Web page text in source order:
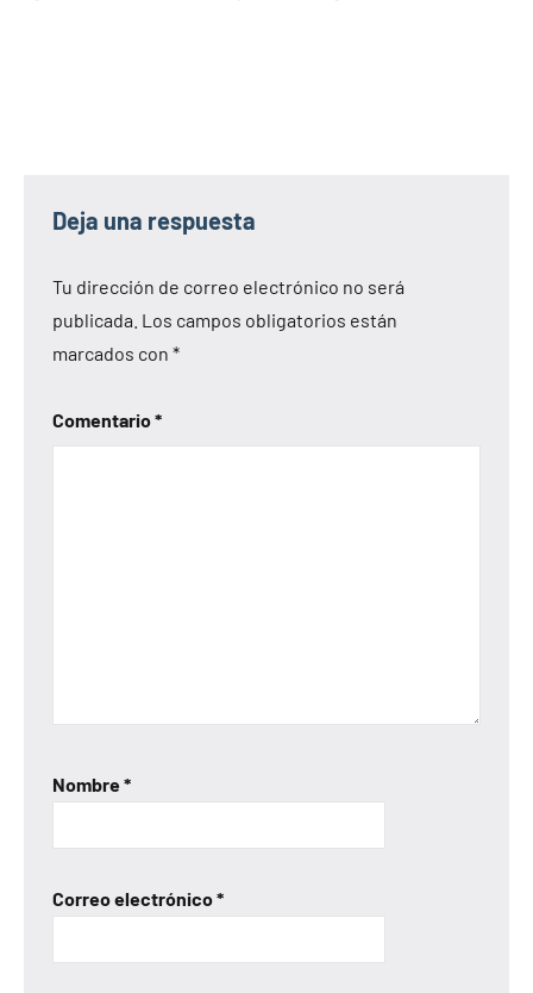
Deja una respuesta
Tu dirección de correo electrónico no será
publicada. Los campos obligatorios están
marcados con *
Comentario*
Nombre*
Correo electrónico*